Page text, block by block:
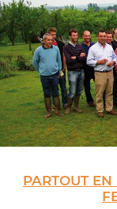
PARTOUT